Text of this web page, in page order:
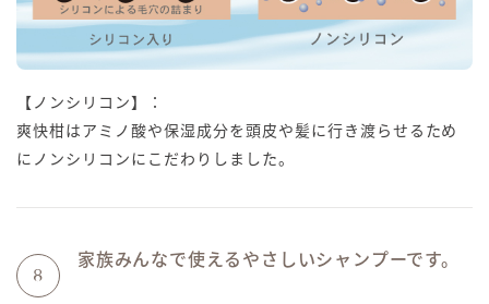
【ノンシリコン】：
爽快柑はアミノ酸や保湿成分を頭皮や髪に行き渡らせるため
にノンシリコンにこだわりしました。
8
家族みんなで使えるやさしいシャンプーです。